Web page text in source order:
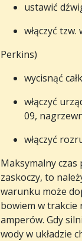
ustawić
włączyć
Perkins)
wycisnąć
włączyć
09,
włączyć
Maksymalny
zaskoczy, to
warunku może
bowiem w
amperów. Gdy
wody w układzie